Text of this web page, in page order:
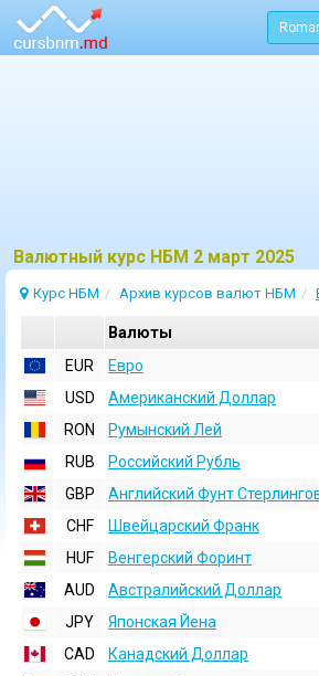
Bалютный курс НБМ 2 март 2025
Курс НБМ Архив курсов валют НБМ
Валюты
EUR
Евро
USD
Aмериканский Доллар
RON
Румынский Лей
RUB
Российский Рубль
GBP
Английский Фунт
CHF
Швейцарский Франк
HUF
Венгерский Форинт
AUD
Австралийский Доллар
JPY
Японская Йена
CAD
Канадский Доллар